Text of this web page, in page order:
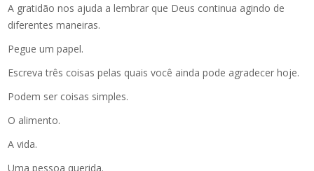
A gratidão nos ajuda a lembrar que Deus continua agindo de
diferentes maneiras.
Pegue um papel.
Escreva três coisas pelas quais você ainda pode agradecer hoje.
Podem ser coisas simples.
O alimento.
A vida.
Uma pessoa querida.